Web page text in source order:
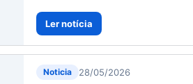
Ler notícia
Noticia 28/05/2026